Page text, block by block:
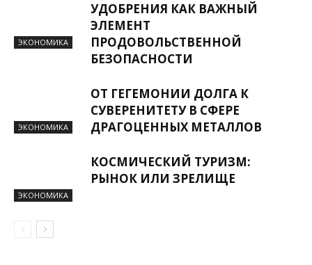
ЭКОНОМИКА
УДОБРЕНИЯ КАК ВАЖНЫЙ
ЭЛЕМЕНТ
ПРОДОВОЛЬСТВЕННОЙ
БЕЗОПАСНОСТИ
ЭКОНОМИКА
ОТ ГЕГЕМОНИИ ДОЛГА К
СУВЕРЕНИТЕТУ В СФЕРЕ
ДРАГОЦЕННЫХ МЕТАЛЛОВ
ЭКОНОМИКА
КОСМИЧЕСКИЙ ТУРИЗМ:
РЫНОК ИЛИ ЗРЕЛИЩЕ